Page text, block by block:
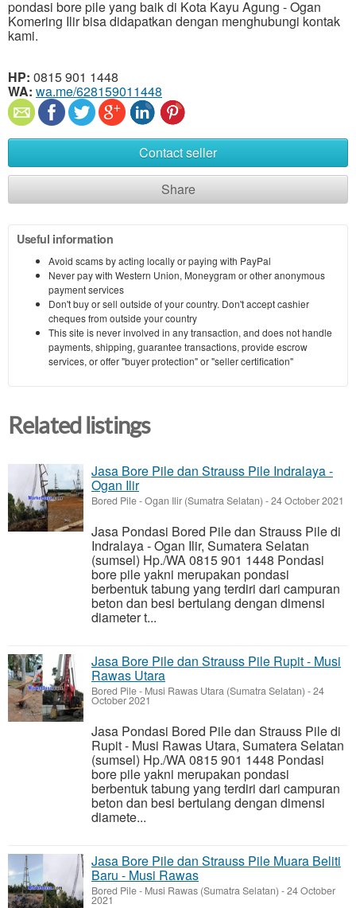
pondasi bore pile yang baik di Kota Kayu Agung - Ogan
Komering Ilir bisa didapatkan dengan menghubungi kontak
kami.
HP: 0815 901 1448
WA: wa.me/628159011448
Contact seller
Share
Useful information
Avoid scams by acting locally or paying with PayPal
Never pay with Western Union, Moneygram or other anonymous
payment services
Don't buy or sell outside of your country. Don't accept cashier
cheques from outside your country
This site is never involved in any transaction, and does not handle
payments, shipping, guarantee transactions, provide escrow
services, or offer "buyer protection" or "seller certification"
Related listings
Jasa Bore Pile dan Strauss Pile Indralaya -
Ogan Ilir
Bored Pile-Ogan Ilir (Sumatra Selatan) -24 October 2021
Jasa Pondasi Bored Pile dan Strauss Pile di
Indralaya - Ogan Ilir, Sumatera Selatan
(sumsel) Hp./WA 0815 901 1448 Pondasi
bore pile yakni merupakan pondasi
berbentuk tabung yang terdiri dari campuran
beton dan besi bertulang dengan dimensi
diameter t...
Jasa Bore Pile dan Strauss Pile Rupit - Musi
Rawas Utara
Bored Pile- Musi Rawas Utara (Sumatra Selatan) -24
October 2021
Jasa Pondasi Bored Pile dan Strauss Pile di
Rupit - Musi Rawas Utara, Sumatera Selatan
(sumsel) Hp./WA 0815 901 1448 Pondasi
bore pile yakni merupakan pondasi
berbentuk tabung yang terdiri dari campuran
beton dan besi bertulang dengan dimensi
diamete...
Jasa Bore Pile dan Strauss Pile Muara Beliti
Baru - Musi Rawas
Bored Pile- Musi Rawas (Sumatra Selatan) -24 October
2021